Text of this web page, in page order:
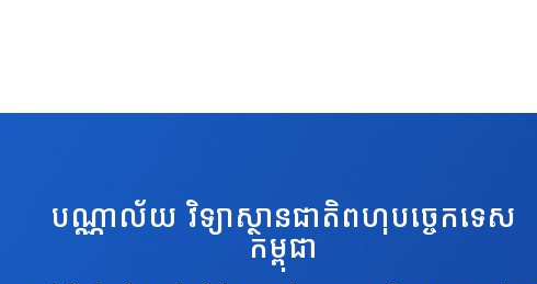
បណ្ណាល័យ វិទ្យាស្ថានជាតិពហុបច្ចេកទេស
កម្ពុជា